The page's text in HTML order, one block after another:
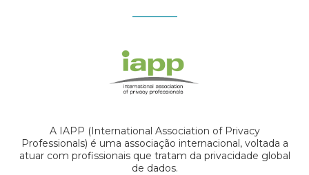
A IAPP (International Association of Privacy
Professionals) é uma associação internacional, voltada a
atuar com profissionais que tratam da privacidade global
de dados.